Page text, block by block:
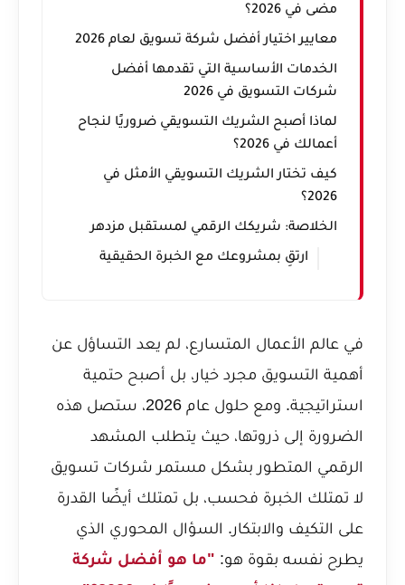
مضى في 2026؟
معايير اختيار أفضل شركة تسويق لعام 2026
الخدمات الأساسية التي تقدمها أفضل
شركات التسويق في 2026
لماذا أصبح الشريك التسويقي ضروريًا لنجاح
أعمالك في 2026؟
كيف تختار الشريك التسويقي الأمثل في
2026؟
الخلاصة: شريكك الرقمي لمستقبل مزدهر
ارتقِ بمشروعك مع الخبرة الحقيقية
في عالم الأعمال المتسارع، لم يعد التساؤل عن
أهمية التسويق مجرد خيار، بل أصبح حتمية
استراتيجية. ومع حلول عام 2026، ستصل هذه
الضرورة إلى ذروتها، حيث يتطلب المشهد
الرقمي المتطور بشكل مستمر شركات تسويق
لا تمتلك الخبرة فحسب، بل تمتلك أيضًا القدرة
على التكيف والابتكار. السؤال المحوري الذي
يطرح نفسه بقوة هو: "ما هو أفضل شركة